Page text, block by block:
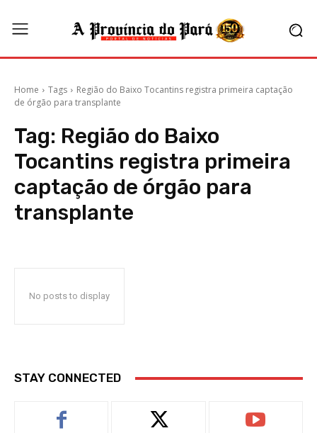
Home Tags
Região do Baixo Tocantins registra primeira captação
de órgão para transplante
Tag: Região do Baixo
Tocantins registra primeira
captação de órgão para
transplante
No posts to display
STAY CONNECTED